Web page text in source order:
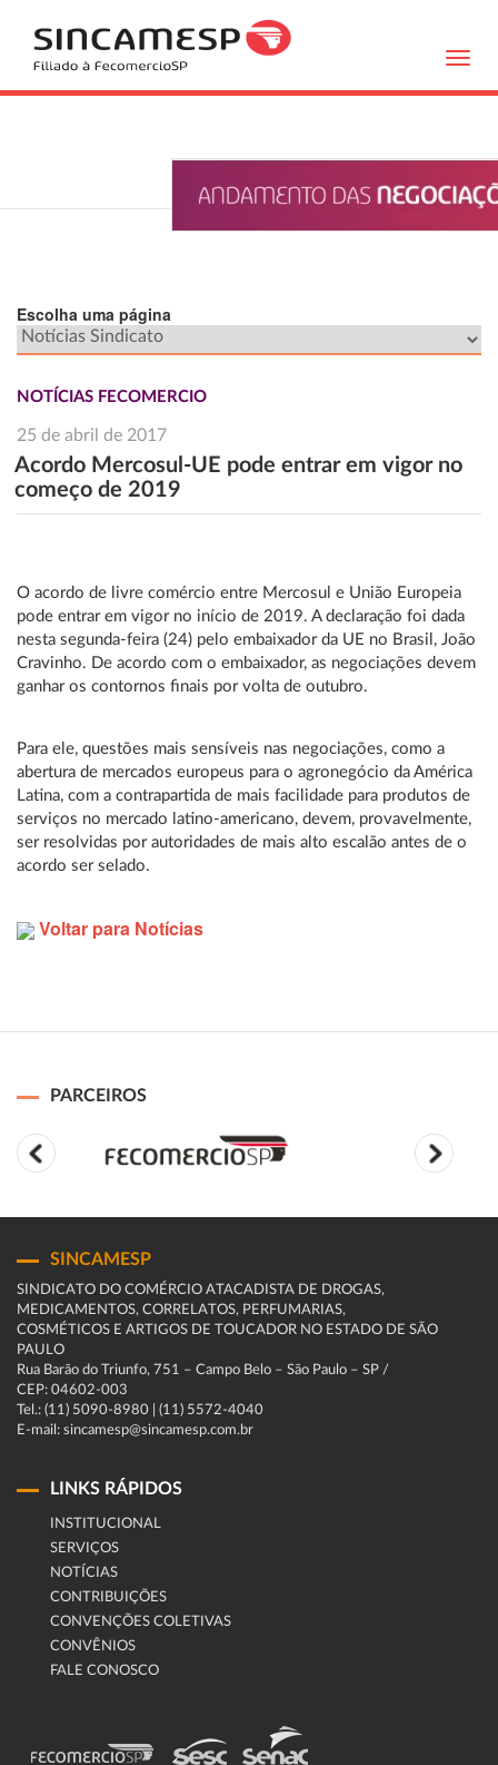
Escolha uma página
NOTÍCIAS FECOMERCIO
25 de abril de 2017
Acordo Mercosul-UE pode entrar em vigor no
começo de 2019
O acordo de livre comércio entre Mercosul e União Europeia
pode entrar em vigor no início de 2019. A declaração foi dada
nesta segunda-feira (24) pelo embaixador da UE no Brasil, João
Cravinho. De acordo com o embaixador, as negociações devem
ganhar os contornos finais por volta de outubro.
Para ele, questões mais sensíveis nas negociações, como a
abertura de mercados europeus para o agronegócio da América
Latina, com a contrapartida de mais facilidade para produtos de
serviços no mercado latino-americano, devem, provavelmente,
ser resolvidas por autoridades de mais alto escalão antes de o
acordo ser selado.
Voltar para Notícias
PARCEIROS
SINCAMESP
SINDICATO DO COMÉRCIO ATACADISTA DE DROGAS,
MEDICAMENTOS, CORRELATOS, PERFUMARIAS,
COSMÉTICOS E ARTIGOS DE TOUCADOR NO ESTADO DE SÃO
PAULO
Rua Barão do Triunfo, 751 – Campo Belo – São Paulo – SP /
CEP: 04602-003
Tel.: (11) 5090-8980 | (11) 5572-4040
E-mail: sincamesp@sincamesp.com.br
LINKS RÁPIDOS
INSTITUCIONAL
SERVIÇOS
NOTÍCIAS
CONTRIBUIÇÕES
CONVENÇÕES COLETIVAS
CONVÊNIOS
FALE CONOSCO